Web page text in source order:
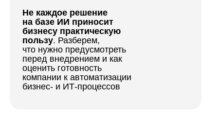
Не каждое решение
на базе ИИ приносит
бизнесу практическую
пользу. Разберем,
что нужно предусмотреть
перед внедрением и как
оценить готовность
компании к автоматизации
бизнес- и ИТ-процессов